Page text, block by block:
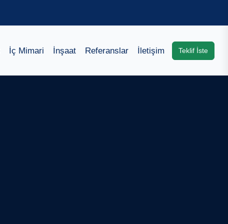
İç Mimari İnşaat Referanslar İletişim Teklif İste